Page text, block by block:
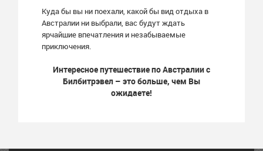
Куда бы вы ни поехали, какой бы вид отдыха в
Австралии ни выбрали, вас будут ждать
ярчайшие впечатления и незабываемые
приключения.
Интересное путешествие по Австралии с
Билбитрэвел – это больше, чем Вы
ожидаете!